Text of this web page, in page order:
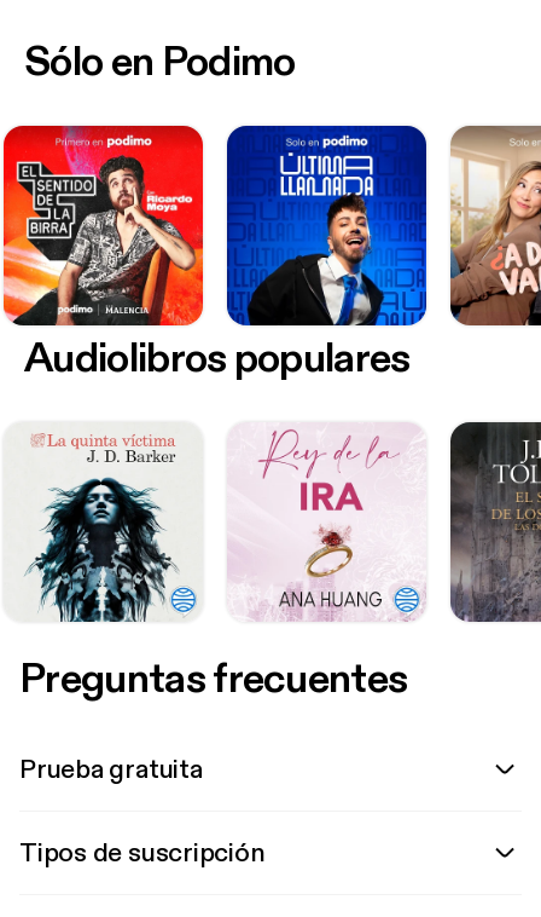
Sólo en Podimo
Audiolibros populares
Preguntas frecuentes
Prueba gratuita
Tipos de suscripción